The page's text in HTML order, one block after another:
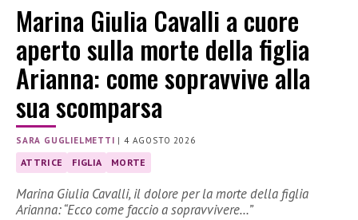
Marina Giulia Cavalli a cuore
aperto sulla morte della figlia
Arianna: come sopravvive alla
sua scomparsa
SARA GUGLIELMETTI |4 AGOSTO 2026
ATTRICE FIGLIA MORTE
Marina Giulia Cavalli, il dolore per la morte della figlia
Arianna: “Ecco come faccio a sopravvivere…”